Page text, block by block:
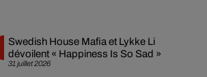
31 juillet 2026
Swedish House Mafia et Lykke Li
dévoilent « Happiness Is So Sad »